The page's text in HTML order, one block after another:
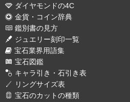
ダイヤモンドの4C
金貨・コイン辞典
鑑別書の見方
ジュエリー刻印一覧
宝石業界用語集
宝石図鑑
キャラ引き・石引き表
リングサイズ表
宝石のカットの種類